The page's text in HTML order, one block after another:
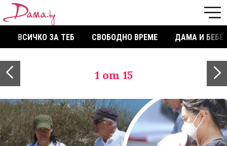
ВСИЧКО ЗА ТЕБ СВОБОДНО ВРЕМЕ ДАМА И БЕБЕ
1 от 15